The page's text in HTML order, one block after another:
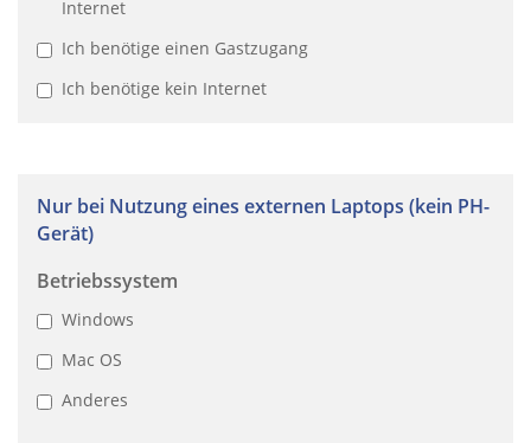
Internet
Ich benötige einen Gastzugang
Ich benötige kein Internet
Nur bei Nutzung eines externen Laptops (kein PH-
Gerät)
Betriebssystem
Windows
Mac OS
Anderes